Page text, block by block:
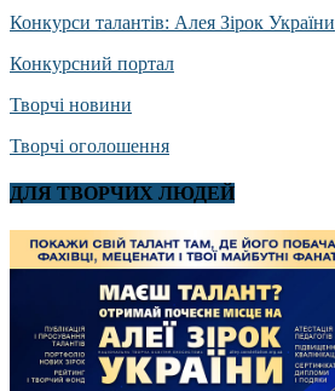
Конкурси талантів: Алея Зірок України
Конкурсний портал
Творчі новини
Творчі оголошення
ДЛЯ ТВОРЧИХ ЛЮДЕЙ